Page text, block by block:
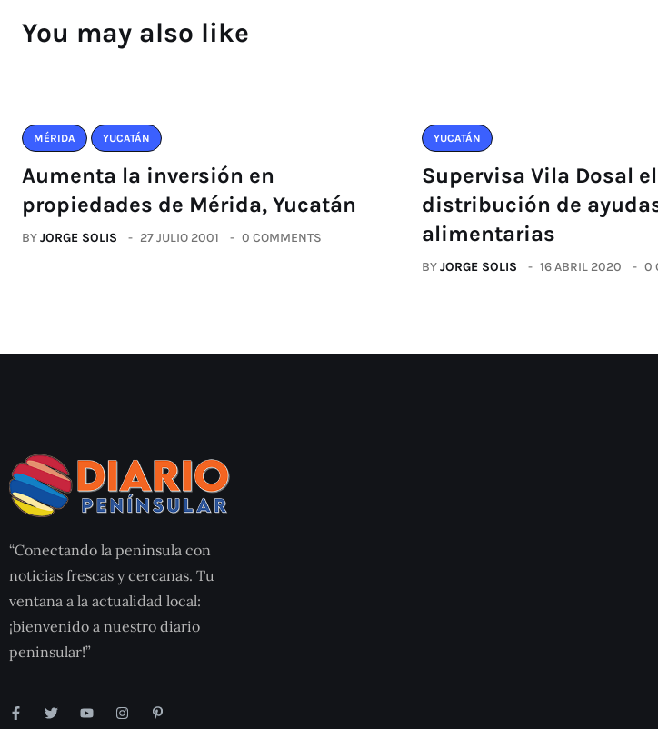
You may also like
MÉRIDA YUCATÁN
Aumenta la inversión en
propiedades de Mérida, Yucatán
BYJORGE SOLIS 27 JULIO 2001 0 COMMENTS
YUCATÁN
Supervisa Vila Dosal
distribución de
alimentarias
BYJORGE SOLIS 16 ABRIL 2020 0
“Conectando la peninsula con
noticias frescas y cercanas. Tu
ventana a la actualidad local:
¡bienvenido a nuestro diario
peninsular!”